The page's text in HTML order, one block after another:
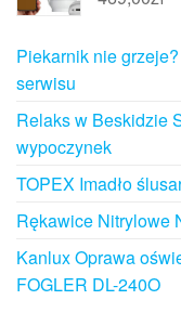
Piekarnik nie
serwisu
Relaks w Beskidzie
wypoczynek
TOPEX Imadło
Rękawice Nitrylowe
Kanlux Oprawa
FOGLER DL-240O